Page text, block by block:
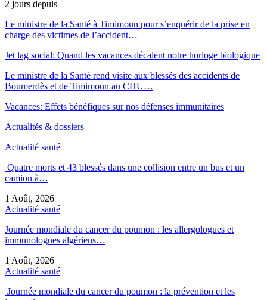
2 jours depuis
Le ministre de la Santé à Timimoun pour s’enquérir de la prise en
charge des victimes de l’accident…
Jet lag social: Quand les vacances décalent notre horloge biologique
Le ministre de la Santé rend visite aux blessés des accidents de
Boumerdès et de Timimoun au CHU…
Vacances: Effets bénéfiques sur nos défenses immunitaires
Actualités & dossiers
Actualité santé
Quatre morts et 43 blessés dans une collision entre un bus et un
camion à…
1 Août, 2026
Actualité santé
Journée mondiale du cancer du poumon : les allergologues et
immunologues algériens…
1 Août, 2026
Actualité santé
Journée mondiale du cancer du poumon : la prévention et les